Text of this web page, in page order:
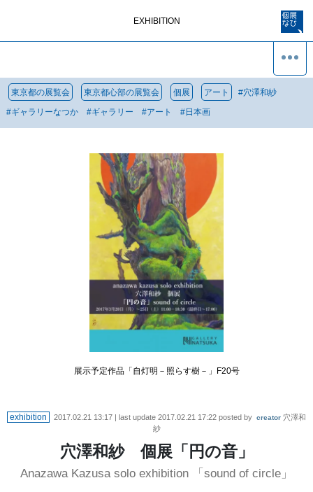
EXHIBITION
東京都の展覧会 東京都心部の展覧会 個展 アート #穴澤和紗
#ギャラリーなつか #ギャラリー #アート #日本画
展示予定作品「自灯明－照らす樹－」F20号
exhibition 2017.02.21 13:17 | last update 2017.02.21 17:22 posted by creator 穴澤和
紗
穴澤和紗 個展「円の音」
Anazawa Kazusa solo exhibition 「sound of circle」